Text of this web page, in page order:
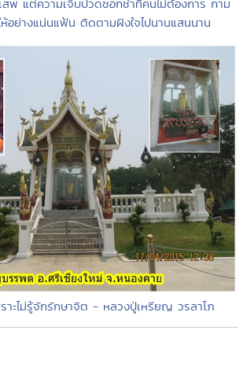
สพ แต่ความเจ็บปวดชอกช้ำที่คนไม่ต้องการ กาม
อย่างแน่นแฟ้น ติดตามฝังใจไปนานแสนนาน
าะไม่รู้จักรักษาจิต - หลวงปู่เหรียญ วรลาโภ